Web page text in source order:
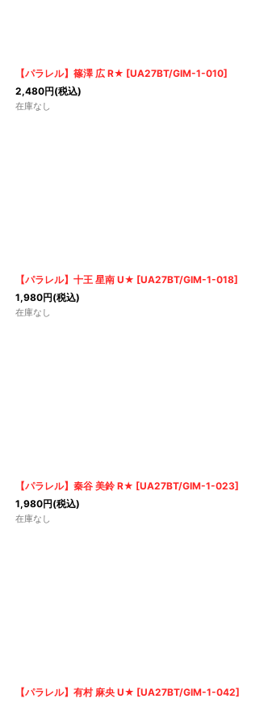
【パラレル】篠澤 広 R★ [UA27BT/GIM-1-010]
2,480円(税込)
在庫なし
【パラレル】十王 星南 U★ [UA27BT/GIM-1-018]
1,980円(税込)
在庫なし
【パラレル】秦谷 美鈴 R★ [UA27BT/GIM-1-023]
1,980円(税込)
在庫なし
【パラレル】有村 麻央 U★ [UA27BT/GIM-1-042]